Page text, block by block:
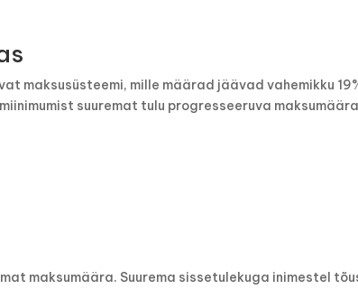
maksusüsteemi, mille määrad jäävad vahemikku
suuremat tulu progresseeruva
maksumäära. Suurema sissetulekuga inimestel